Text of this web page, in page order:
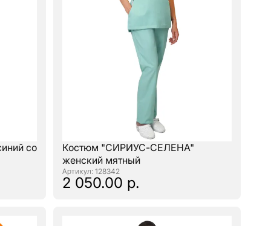
со
Костюм "СИРИУС-СЕЛЕНА"
женский мятный
: 128342
2 050.00 р.